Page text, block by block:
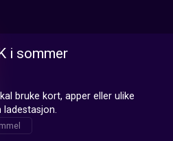
i sommer
bruke kort, apper eller ulike
ladestasjon.